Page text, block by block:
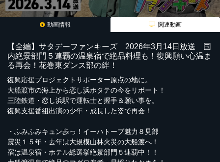
動画情報 関連動画
【全編】サタデーファンキーズ 2026年3月14日放送 国
内絶景部門５連覇の温泉宿で絶品料理も！復興願い心温ま
る再会！花巻東ダンス部の絆！
復興応援プロジェクトサポーター原点の地に。
大船渡市の海上から恋し浜ホタテの今をリポート！
三陸鉄道・恋し浜駅で運転士と握手＆願い事を。
復興支援番組出演の少年・成長した姿で再会！
・ふみふみキュン歩っ！イーハトーブ魅力８見部
震災１５年・去年は大規模山林火災の大船渡へ！
宿は温泉宿・ホテル総選挙絶景部門５連覇中！！